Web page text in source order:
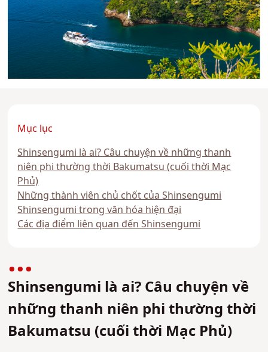
Mục lục
Shinsengumi là ai? Câu chuyện về những thanh
niên phi thường thời Bakumatsu (cuối thời Mạc
Phủ)
Những thành viên chủ chốt của Shinsengumi
Shinsengumi trong văn hóa hiện đại
Các địa điểm liên quan đến Shinsengumi
Shinsengumi là ai? Câu chuyện về
những thanh niên phi thường thời
Bakumatsu (cuối thời Mạc Phủ)